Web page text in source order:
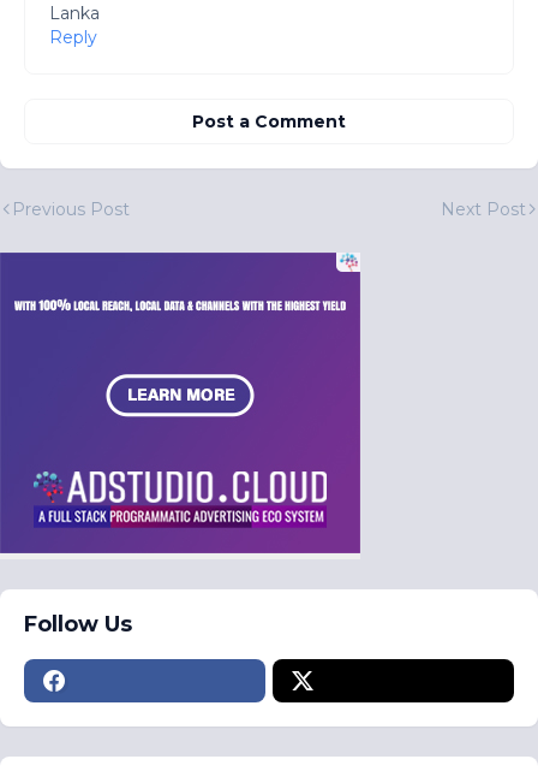
Lanka
Reply
Post a Comment
Previous Post Next Post
Follow Us